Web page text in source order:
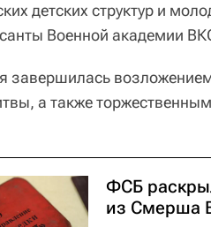
детских структур и
Военной академии
завершилась
а также
ФСБ
из Смерша